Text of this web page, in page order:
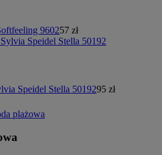
960257 zł
Speidel Stella 5019295 zł
plażowa